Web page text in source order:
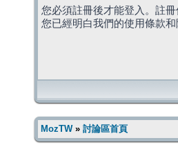
您必須註冊後才能登入。註
您已經明白我們的使用條款
MozTW» 討論區首頁